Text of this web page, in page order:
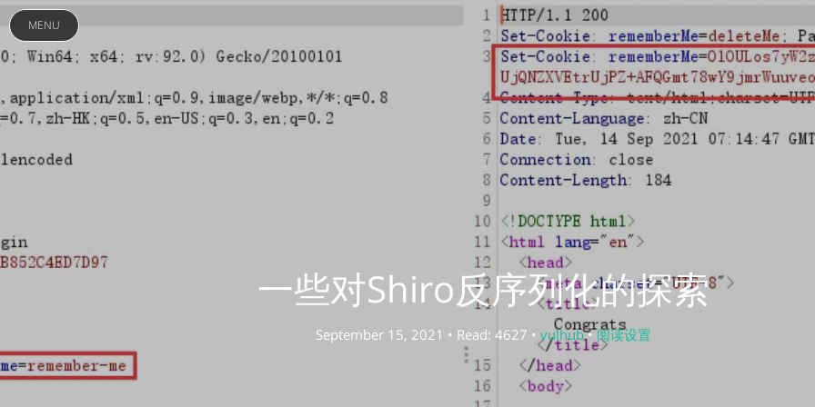
MENU
一些对Shiro反序列化的探索
September 15, 2021 • Read: 4627 • vulhub•阅读设置